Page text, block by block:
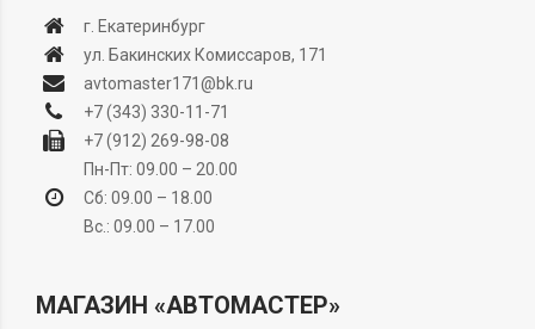
г. Екатеринбург
ул. Бакинских Комиссаров, 171
avtomaster171@bk.ru
+7 (343) 330-11-71
+7 (912) 269-98-08
Пн-Пт: 09.00 – 20.00
Сб: 09.00 – 18.00
Вс.: 09.00 – 17.00
МАГАЗИН «АВТОМАСТЕР»